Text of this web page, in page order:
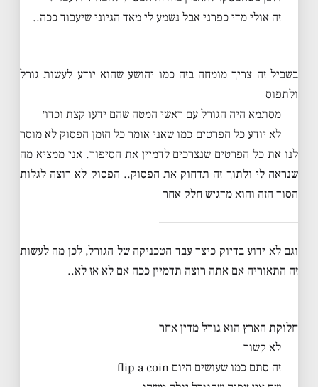
זה אולי מדי כפרני אבל נשמע לי מאד הגיוני שיעבוד ככה..
בשביל זה צריך מומחה בזה כמו יהושע שהוא יודע לעשות גורל
ולתפוס
מסתמא היה הגורל עם ראשי המטה שהם ידעו קצת וכדו׳
לא יודע כל הפרטים כמו שאני אומר כל הזמן הפסוק לא מוסר
לנו את כל הפרטים שנצרכים לדמיין את הסיפור. אני ממציא מה
שנראה לי ולתוך זה תדחוק את הפסוק.. הפסוק לא רוצה לגלות
הסוד הזה והוא מדגיש חלק אחר
וגם לא ידוע בדיוק כיצד עבד הטכניקה של הגורל, לכן מה לעשות
זה התאוריה אם אתה רוצה תדמיין ככה אם לא אז לא..
חלוקת הארץ הוא גורל מדין אחר
לא קשור
זה סתם כמו שעושים היום flip a coin